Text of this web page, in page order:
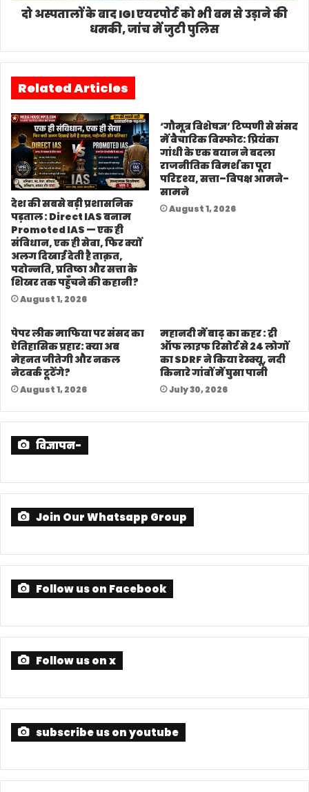
दो अस्पतालों के बाद IGI एयरपोर्ट को भी बम से उड़ाने की
धमकी, जांच में जुटी पुलिस
Related Articles
देश की सबसे बड़ी प्रशासनिक
पड़ताल : Direct IAS बनाम
Promoted IAS — एक ही
संविधान, एक ही सेवा, फिर क्यों
अलग दिखाई देती है ताक़त,
पदोन्नति, प्रतिष्ठा और सत्ता के
शिखर तक पहुँचने की कहानी?
August 1, 2026
‘गौमूत्र विशेषज्ञ’ टिप्पणी से संसद
में वैचारिक विस्फोट: प्रियंका
गांधी के एक बयान ने बदला
राजनीतिक विमर्श का पूरा
परिदृश्य, सत्ता–विपक्ष आमने-
सामने
August 1, 2026
पेपर लीक माफिया पर संसद का
ऐतिहासिक प्रहार: क्या अब
मेहनत जीतेगी और नकल
नेटवर्क टूटेंगे?
August 1, 2026
महानदी में बाढ़ का कहर : ट्री
ऑफ लाइफ रिसोर्ट से 24 लोगों
का SDRF ने किया रेस्क्यू, नदी
किनारे गांवों में घुसा पानी
July 30, 2026
विज्ञापन-
Join Our Whatsapp Group
Follow us on Facebook
Follow us on x
subscribe us on youtube